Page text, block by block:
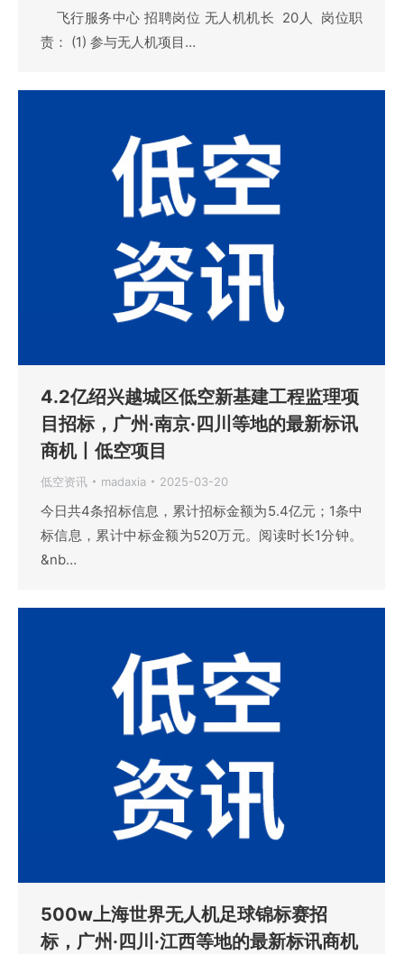
飞行服务中心 招聘岗位 无人机机长 20人 岗位职
责： (1) 参与无人机项目…
4.2亿绍兴越城区低空新基建工程监理项
目招标，广州·南京·四川等地的最新标讯
商机丨低空项目
低空资讯 madaxia 2025-03-20
今日共4条招标信息，累计招标金额为5.4亿元；1条中
标信息，累计中标金额为520万元。阅读时长1分钟。
&nb…
500w上海世界无人机足球锦标赛招
标，广州·四川·江西等地的最新标讯商机